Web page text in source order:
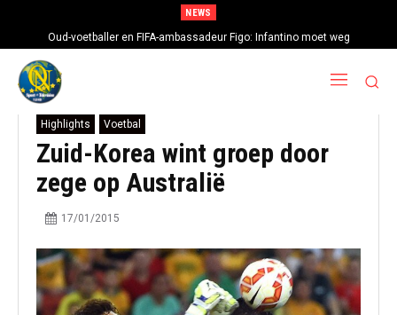
NEWS
Oud-voetballer en FIFA-ambassadeur Figo: Infantino moet weg
Highlights Voetbal
Zuid-Korea wint groep door
zege op Australië
17/01/2015